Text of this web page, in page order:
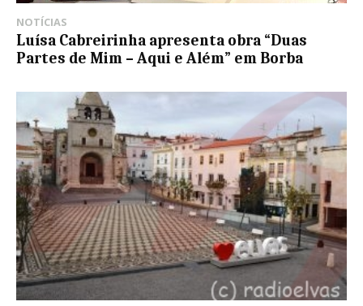
NOTÍCIAS
Luísa Cabreirinha apresenta obra “Duas
Partes de Mim – Aqui e Além” em Borba